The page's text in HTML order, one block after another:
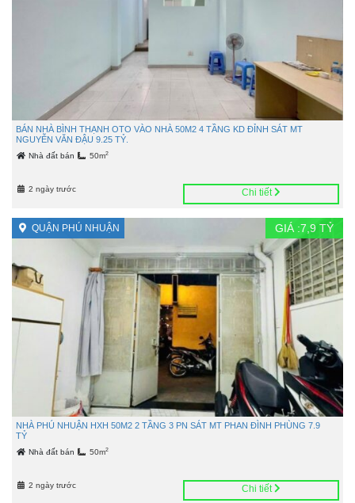
BÁN NHÀ BÌNH THẠNH OTO VÀO NHÀ 50M2 4 TẦNG KD ĐỈNH SÁT MT
NGUYỄN VĂN ĐẬU 9.25 TỶ.
Nhà đất bán 50m2
2 ngày trước Chi tiết
QUẬN PHÚ NHUẬN GIÁ :7,9 TỶ
NHÀ PHÚ NHUẬN HXH 50M2 2 TẦNG 3 PN SÁT MT PHAN ĐÌNH PHÙNG 7.9
TỶ
Nhà đất bán 50m2
2 ngày trước Chi tiết